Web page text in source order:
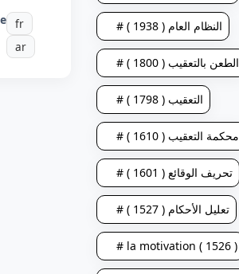
fr
ar
# النظام العام ( 1938 )
# الطعن بالتعقيب ( 1800 )
# التعقيب ( 1798 )
# محكمة التعقيب ( 1610 )
# تحريف الوقائع ( 1601 )
# تعليل الأحكام ( 1527 )
# la motivation ( 1526 )